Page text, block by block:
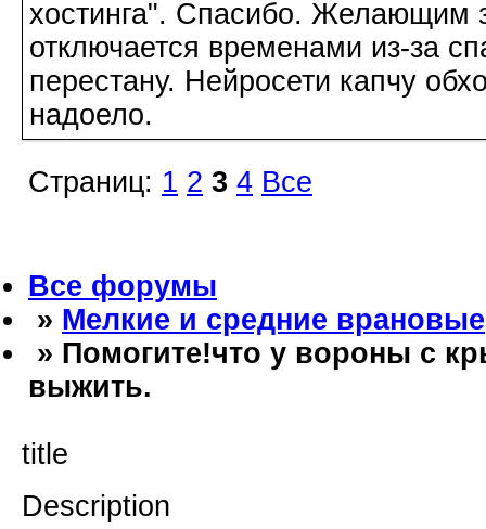
хостинга". Спасибо. Желающим
отключается временами из-за
перестану. Нейросети капчу
надоело.
Страниц: 1 2 3 4 Все
Все форумы
» Мелкие и средние врановые
» Помогите!что у вороны с
выжить.
title
Description